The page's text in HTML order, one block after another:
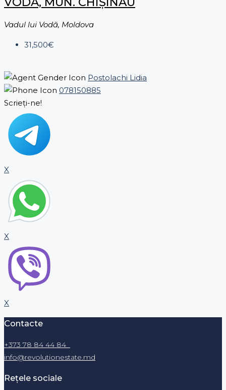
Vadul lui Vodă, Moldova
31,500€
Postolachi Lidia
078150885
Scrieți-ne!
X
X
X
Contacte
+373 78 84 44 84
info@revolutionestate.md
Rețele sociale